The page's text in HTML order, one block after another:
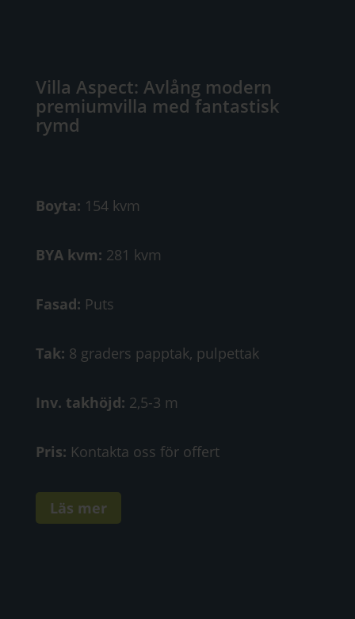
Villa Aspect: Avlång modern
premiumvilla med fantastisk
rymd
Boyta: 154 kvm
BYA kvm: 281 kvm
Fasad: Puts
Tak: 8 graders papptak, pulpettak
Inv. takhöjd: 2,5-3 m
Pris: Kontakta oss för offert
Läs mer